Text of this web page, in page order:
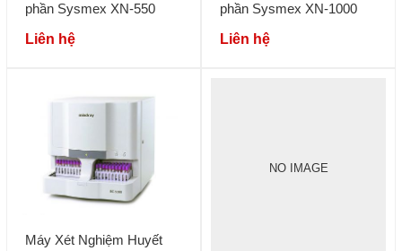
phần Sysmex XN-550
Liên hệ
phần Sysmex XN-1000
Liên hệ
Máy Xét Nghiệm Huyết
NO IMAGE